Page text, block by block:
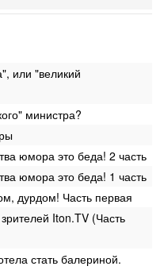
или "великий
министра?
юмора это беда! 2 часть
юмора это беда! 1 часть
дурдом! Часть первая
Iton.TV (Часть
стать балериной.